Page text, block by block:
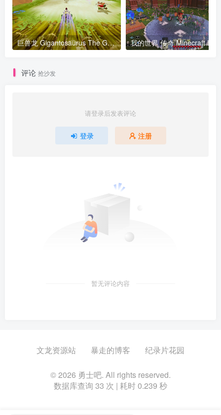
巨兽龙 Gigantosaurus The Game Build20200715 官方中文
评论 抢沙发
请登录后发表评论
登录 注册
暂无评论内容
文龙资源站 暴走的博客 纪录片花园
© 2026 勇士吧. All rights reserved.
数据库查询 33 次 | 耗时 0.239 秒